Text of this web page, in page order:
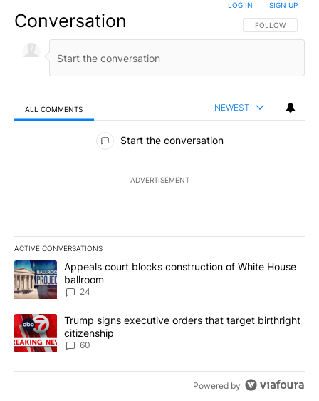
Conversation FOLLOW THIS
FOLLOW
LOG IN SIGN UP
ALL COMMENTS NEWEST
All Comments
Start the conversation
ADVERTISEMENT
ACTIVE CONVERSATIONS
The following is a list of the most commented articles in the last
A trending article titled "Appeals court blocks construction of
Appeals court blocks construction of White House
ballroom
24
A trending article titled "Trump signs executive orders that
Trump signs executive orders that target birthright
citizenship
60
Powered by